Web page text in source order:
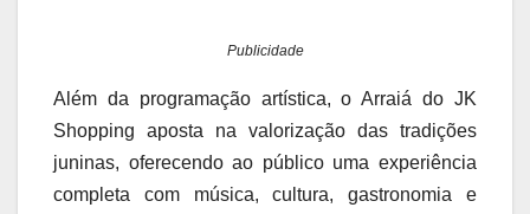
Publicidade
Além da programação artística, o Arraiá do JK
Shopping aposta na valorização das tradições
juninas, oferecendo ao público uma experiência
completa com música, cultura, gastronomia e